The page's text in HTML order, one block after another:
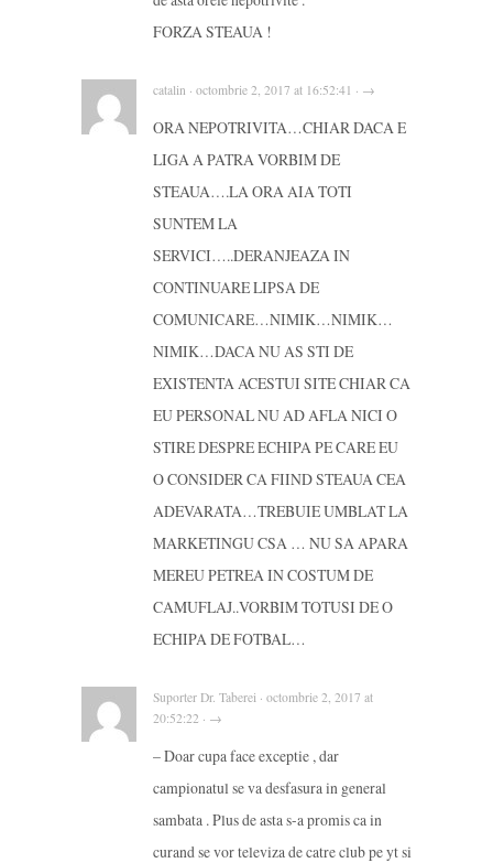
FORZA STEAUA !
catalin · octombrie 2, 2017 at 16:52:41 · →
ORA NEPOTRIVITA…CHIAR DACA E
LIGA A PATRA VORBIM DE
STEAUA….LA ORA AIA TOTI
SUNTEM LA
SERVICI…..DERANJEAZA IN
CONTINUARE LIPSA DE
COMUNICARE…NIMIK…NIMIK…
NIMIK…DACA NU AS STI DE
EXISTENTA ACESTUI SITE CHIAR CA
EU PERSONAL NU AD AFLA NICI O
STIRE DESPRE ECHIPA PE CARE EU
O CONSIDER CA FIIND STEAUA CEA
ADEVARATA…TREBUIE UMBLAT LA
MARKETINGU CSA … NU SA APARA
MEREU PETREA IN COSTUM DE
CAMUFLAJ..VORBIM TOTUSI DE O
ECHIPA DE FOTBAL…
Suporter Dr. Taberei · octombrie 2, 2017 at
20:52:22 · →
– Doar cupa face exceptie , dar
campionatul se va desfasura in general
sambata . Plus de asta s-a promis ca in
curand se vor televiza de catre club pe yt si